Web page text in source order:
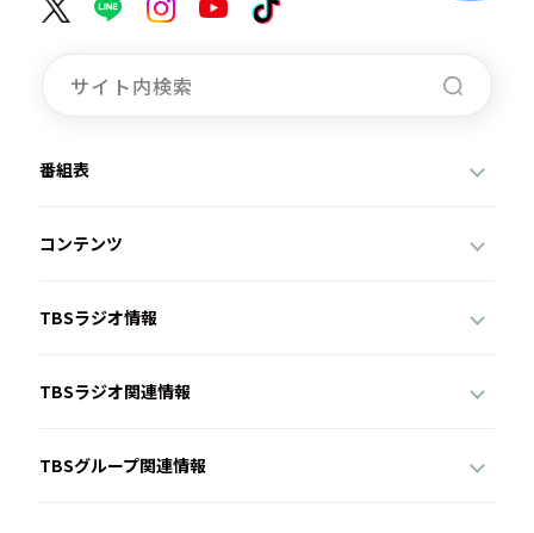
番組表
コンテンツ
TBSラジオ情報
TBSラジオ関連情報
TBSグループ関連情報